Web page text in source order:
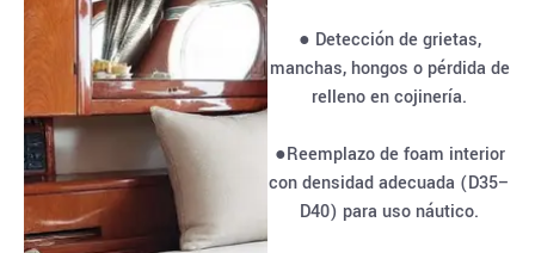
● Detección de grietas,
manchas, hongos o pérdida de
relleno en cojinería.
●Reemplazo de foam interior
con densidad adecuada (D35–
D40) para uso náutico.